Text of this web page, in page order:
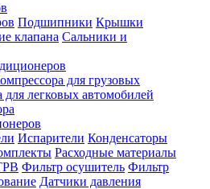
Подшипники Крышки
клапана Сальники и
для грузовых
для легковых автомобилей
Испарители Конденсаторы
Расходные материалы
Фильтр осушитель Фильтр
Датчики давления